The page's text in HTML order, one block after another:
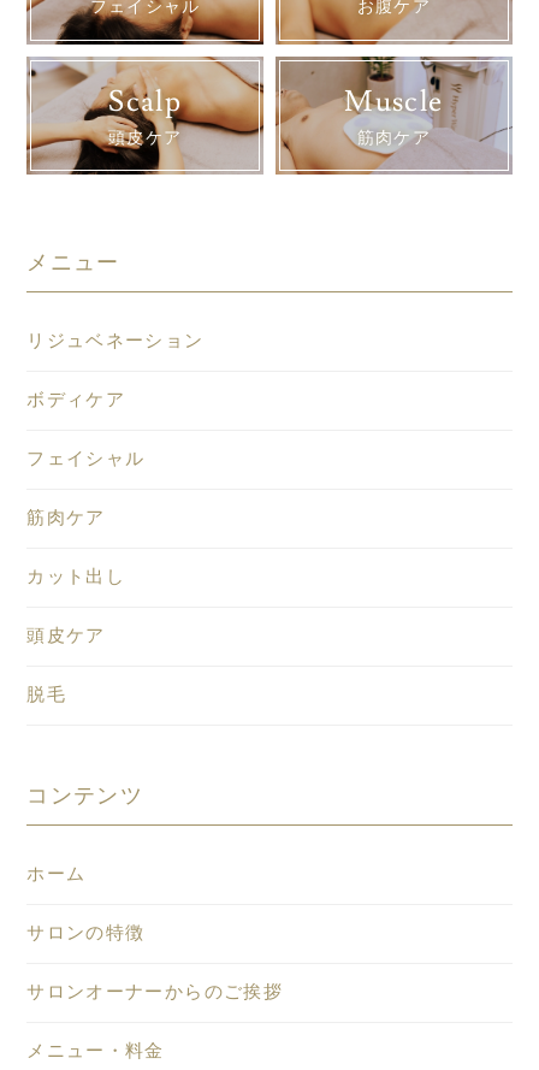
フェイシャル お腹ケア
Scalp
頭皮ケア
Muscle
筋肉ケア
メニュー
リジュベネーション
ボディケア
フェイシャル
筋肉ケア
カット出し
頭皮ケア
脱毛
コンテンツ
ホーム
サロンの特徴
サロンオーナーからのご挨拶
メニュー・料金